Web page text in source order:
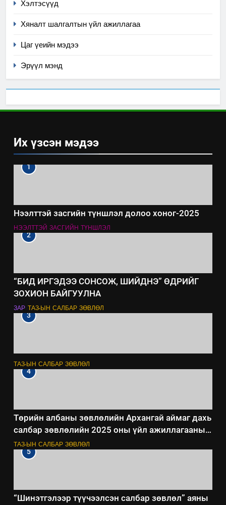
Хэлтэсүүд
Хяналт шалгалтын үйл ажиллагаа
Цаг үеийн мэдээ
Эрүүл мэнд
Их үзсэн мэдээ
1
Нээлттэй засгийн түншлэл долоо хоног-2025
НЭЭЛТТЭЙ ЗАСГИЙН ТҮНШЛЭЛ
2
“БИД ИРГЭДЭЭ СОНСОЖ, ШИЙДНЭ” ӨДРИЙГ
ЗОХИОН БАЙГУУЛНА
ЗАР ТАЗ-ЫН САЛБАР ЗӨВЛӨЛ
3
ТАЗ-ЫН САЛБАР ЗӨВЛӨЛ
4
Төрийн албаны зөвлөлийн Архангай аймаг дахь
салбар зөвлөлийн 2025 оны үйл ажиллагааны
жилийн төлөвлөгөө
ТАЗ-ЫН САЛБАР ЗӨВЛӨЛ
5
“Шинэтгэлээр түүчээлсэн салбар зөвлөл” аяны